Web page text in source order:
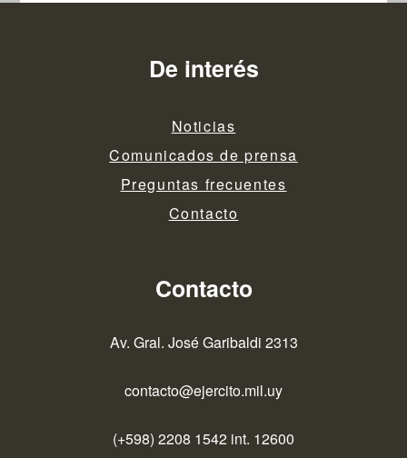
De interés
Noticias
Comunicados de prensa
Preguntas frecuentes
Contacto
Contacto
Av. Gral. José Garibaldi 2313
contacto@ejercito.mil.uy
(+598) 2208 1542 int. 12600